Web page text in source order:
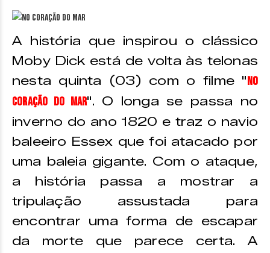
A história que inspirou o clássico
Moby Dick está de volta às telonas
nesta quinta (03) com o filme "No
Coração do Mar". O longa se passa no
inverno do ano 1820 e traz o navio
baleeiro Essex que foi atacado por
uma baleia gigante. Com o ataque,
a história passa a mostrar a
tripulação assustada para
encontrar uma forma de escapar
da morte que parece certa. A